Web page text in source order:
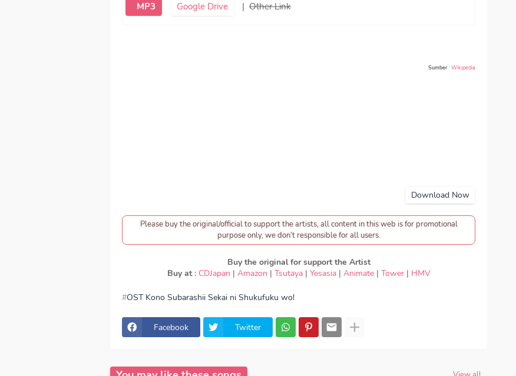
MP3 Google Drive | Other Link
Sumber:Wikipedia
Download Now
Please buy the original/official to support the artists, all content in this web is for promotional
purpose only, we don’t responsible for all users.
Buy the original for support the Artist
Buy at : CDJapan | Amazon | Tsutaya| Yesasia| Animate| Tower| HMV
OST Kono Subarashii Sekai ni Shukufuku wo!
wo! - Machico - TOMORROW, Download Lagu Machico - TOMORROW, lirik Machico -
TOMORROW, lyrics Machico - TOMORROW, OST Kono Subarashii Sekai ni Shukufuku
wo! ED, OST Kono Subarashii Sekai ni Shukufuku wo! OP, download Machico -
Ending, Season 1, Season 2, Anime OST Kono Subarashii Sekai ni Shukufuku wo!
Facebook Twitter